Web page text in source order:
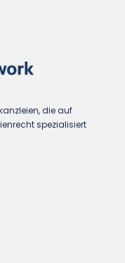
die auf
spezialisiert